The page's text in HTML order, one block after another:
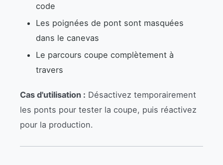
code
Les poignées de pont sont masquées
dans le canevas
Le parcours coupe complètement à
travers
Cas d'utilisation : Désactivez temporairement
les ponts pour tester la coupe, puis réactivez
pour la production.